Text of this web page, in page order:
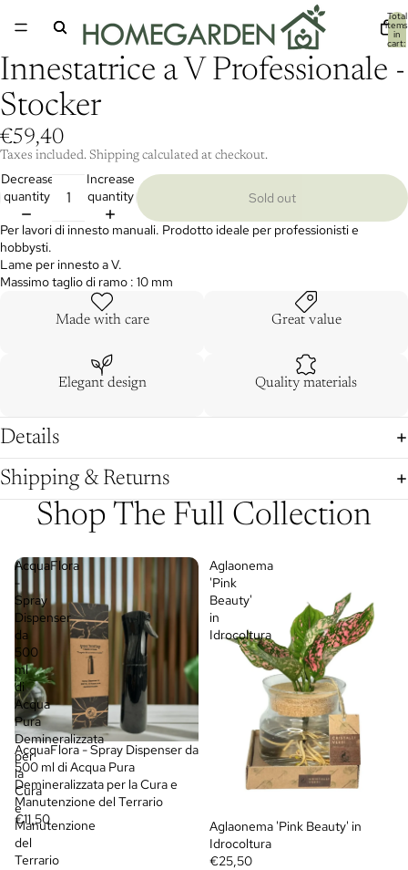
Total
items
in
cart:
Innestatrice a V Professionale -
Stocker
€59,40
Taxes included. Shipping calculated at checkout.
Decrease
quantity
Increase
quantity
Sold out
Per lavori di innesto manuali. Prodotto ideale per professionisti e
hobbysti.
Lame per innesto a V.
Massimo taglio di ramo : 10 mm
Made with care Great value
Elegant design Quality materials
Details
Shipping & Returns
Shop The Full Collection
AcquaFlora
-
Spray
Dispenser
da
500
ml
di
Acqua
Pura
Demineralizzata
per
la
Cura
e
Manutenzione
del
Terrario
AcquaFlora - Spray Dispenser da
500 ml di Acqua Pura
Demineralizzata per la Cura e
Manutenzione del Terrario
€11,50
Aglaonema
'Pink
Beauty'
in
Idrocoltura
Aglaonema 'Pink Beauty' in
Idrocoltura
€25,50